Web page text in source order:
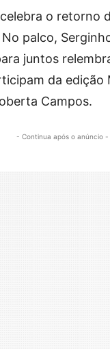
o retorno
palco,
juntos
da edição
Campos.
- Continua após o anúncio -